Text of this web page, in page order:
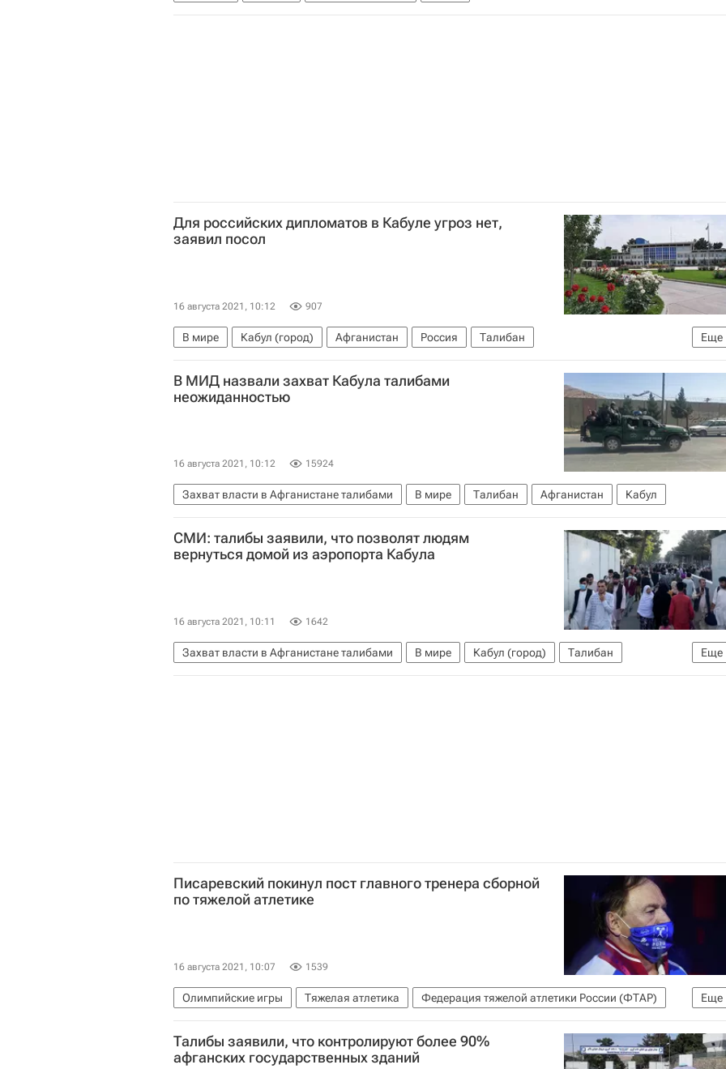
Для российских дипломатов в Кабуле угроз нет,
заявил посол
16 августа 2021, 10:12 907
Еще
В мире Кабул (город) Афганистан Россия
Талибан
Захват власти в Афганистане талибами
В МИД назвали захват Кабула талибами
неожиданностью
16 августа 2021, 10:12 15924
Захват власти в Афганистане талибами В мире Талибан Афганистан Кабул
СМИ: талибы заявили, что позволят людям
вернуться домой из аэропорта Кабула
16 августа 2021, 10:11 1642
Еще
Захват власти в Афганистане талибами В мире Кабул (город)
Талибан
Афганистан
Писаревский покинул пост главного тренера сборной
по тяжелой атлетике
16 августа 2021, 10:07 1539
Еще
Олимпийские игры Тяжелая атлетика
Федерация тяжелой атлетики России (ФТАР)
Олег Писаревский
Талибы заявили, что контролируют более 90%
афганских государственных зданий